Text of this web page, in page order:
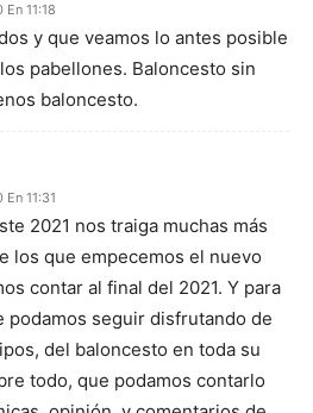
11:18
y que veamos lo antes posible
pabellones. Baloncesto sin
baloncesto.
11:31
2021 nos traiga muchas más
los que empecemos el nuevo
contar al final del 2021. Y para
podamos seguir disfrutando de
del baloncesto en toda su
todo, que podamos contarlo